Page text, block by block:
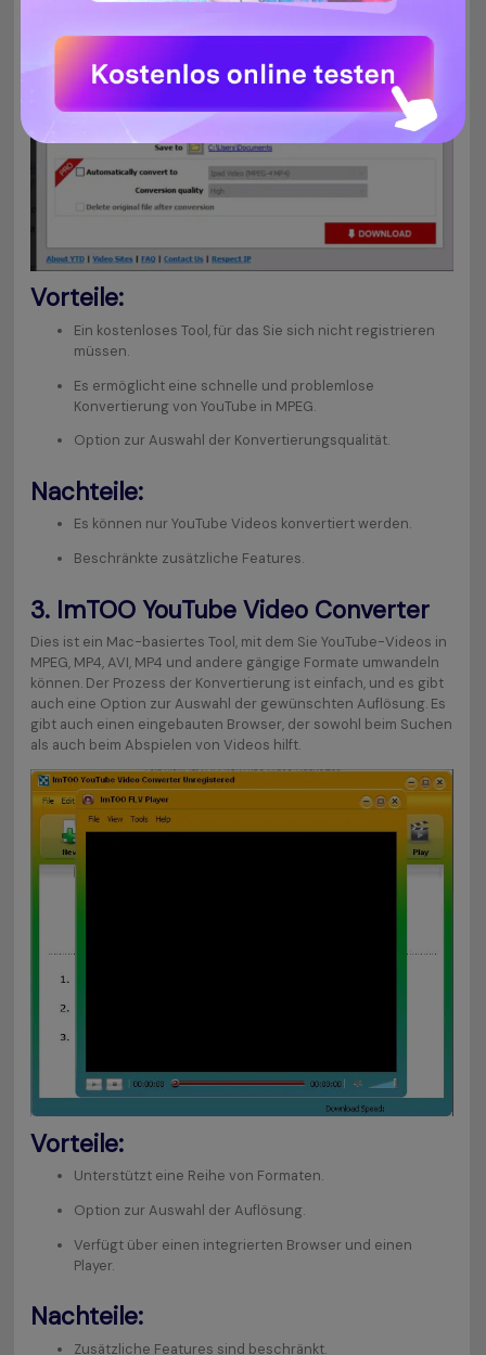
Vorteile:
Ein kostenloses Tool, für das Sie sich nicht registrieren
müssen.
Es ermöglicht eine schnelle und problemlose
Konvertierung von YouTube in MPEG.
Option zur Auswahl der Konvertierungsqualität.
Nachteile:
Es können nur YouTube Videos konvertiert werden.
Beschränkte zusätzliche Features.
3. ImTOO YouTube Video Converter
Dies ist ein Mac-basiertes Tool, mit dem Sie YouTube-Videos in
MPEG, MP4, AVI, MP4 und andere gängige Formate umwandeln
können. Der Prozess der Konvertierung ist einfach, und es gibt
auch eine Option zur Auswahl der gewünschten Auflösung. Es
gibt auch einen eingebauten Browser, der sowohl beim Suchen
als auch beim Abspielen von Videos hilft.
Vorteile:
Unterstützt eine Reihe von Formaten.
Option zur Auswahl der Auflösung.
Verfügt über einen integrierten Browser und einen
Player.
Nachteile:
Zusätzliche Features sind beschränkt.